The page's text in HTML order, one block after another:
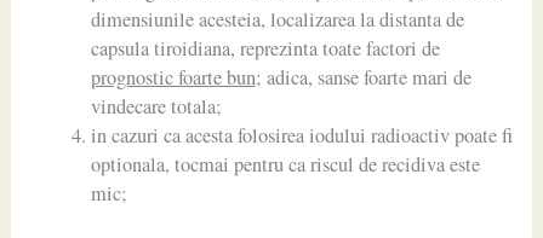
dimensiunile acesteia, localizarea la distanta de
capsula tiroidiana, reprezinta toate factori de
prognostic foarte bun; adica, sanse foarte mari de
vindecare totala;
in cazuri ca acesta folosirea iodului radioactiv poate fi
optionala, tocmai pentru ca riscul de recidiva este
mic;